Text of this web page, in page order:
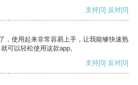
支持[0] 反对[0]
，使用起来非常容易上手，让我能够快速熟
可以轻松使用这款app。
支持[0] 反对[0]